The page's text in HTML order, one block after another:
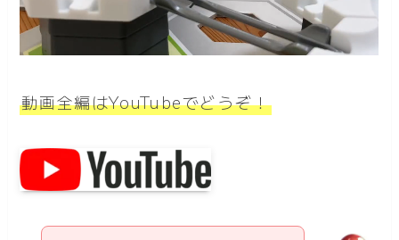
動画全編はYouTubeでどうぞ！